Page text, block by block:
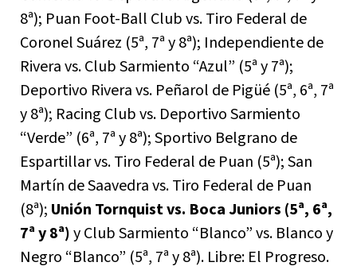
8ª); Puan Foot-Ball Club vs. Tiro Federal de
Coronel Suárez (5ª, 7ª y 8ª); Independiente de
Rivera vs. Club Sarmiento “Azul” (5ª y 7ª);
Deportivo Rivera vs. Peñarol de Pigüé (5ª, 6ª, 7ª
y 8ª); Racing Club vs. Deportivo Sarmiento
“Verde” (6ª, 7ª y 8ª); Sportivo Belgrano de
Espartillar vs. Tiro Federal de Puan (5ª); San
Martín de Saavedra vs. Tiro Federal de Puan
(8ª); Unión Tornquist vs. Boca Juniors (5ª, 6ª,
7ª y 8ª)y Club Sarmiento “Blanco” vs. Blanco y
Negro “Blanco” (5ª, 7ª y 8ª). Libre: El Progreso.